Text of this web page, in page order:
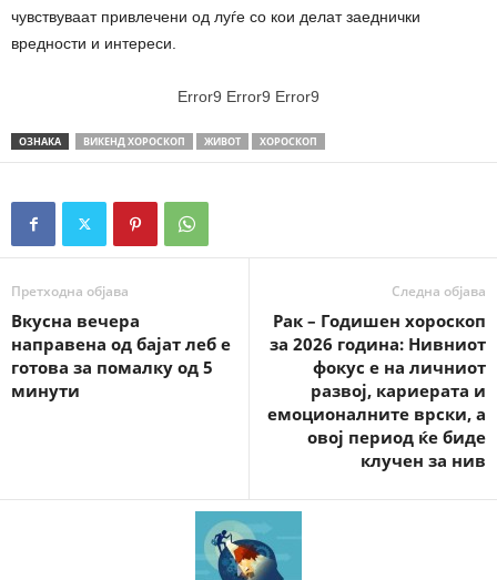
чувствуваат привлечени од луѓе со кои делат заеднички
вредности и интереси.
Error9 Error9 Error9
ОЗНАКА ВИКЕНД ХОРОСКОП ЖИВОТ ХОРОСКОП
Претходна објава
Вкусна вечера
направена од бајат леб е
готова за помалку од 5
минути
Следна објава
Рак – Годишен хороскоп
за 2026 година: Нивниот
фокус е на личниот
развој, кариерата и
емоционалните врски, а
овој период ќе биде
клучен за нив